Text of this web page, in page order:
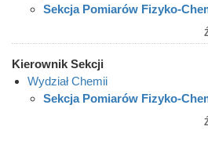
Sekcja Pomiarów Fizyko-
Kierownik Sekcji
Wydział Chemii
Sekcja Pomiarów Fizyko-